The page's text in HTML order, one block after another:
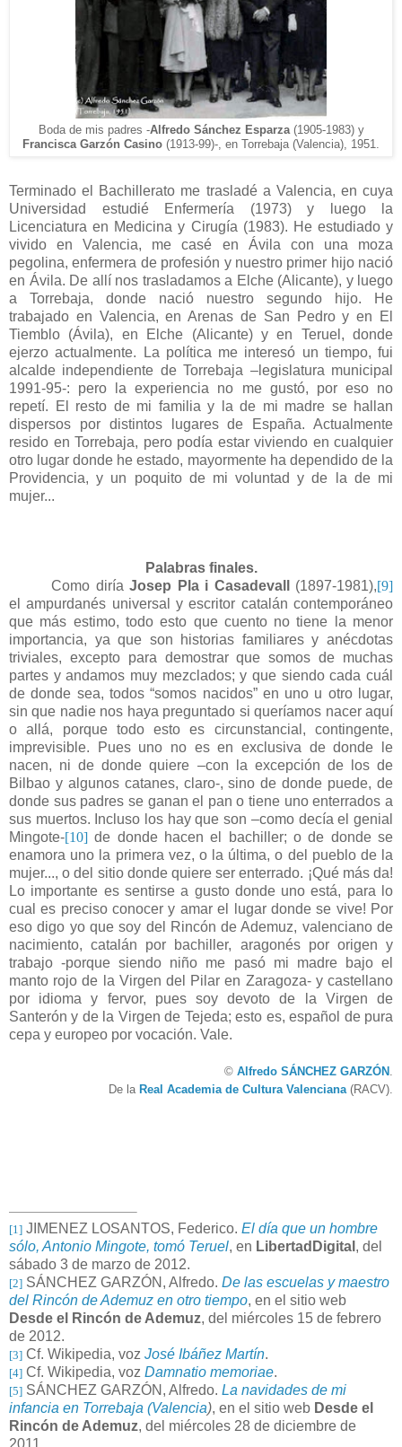
Boda de mis padres -Alfredo Sánchez Esparza(1905-1983) y
Francisca Garzón Casino (1913-99)-, en Torrebaja (Valencia), 1951.
Terminado el Bachillerato me trasladé a Valencia, en cuya
Universidad estudié Enfermería (1973) y luego la
Licenciatura en Medicina y Cirugía (1983). He estudiado y
vivido en Valencia, me casé en Ávila con una moza
pegolina, enfermera de profesión y nuestro primer hijo nació
en Ávila. De allí nos trasladamos a Elche (Alicante), y luego
a Torrebaja, donde nació nuestro segundo hijo. He
trabajado en Valencia, en Arenas de San Pedro y en El
Tiemblo (Ávila), en Elche (Alicante) y en Teruel, donde
ejerzo actualmente. La política me interesó un tiempo, fui
alcalde independiente de Torrebaja –legislatura municipal
1991-95-: pero la experiencia no me gustó, por eso no
repetí. El resto de mi familia y la de mi madre se hallan
dispersos por distintos lugares de España. Actualmente
resido en Torrebaja, pero podía estar viviendo en cualquier
otro lugar donde he estado, mayormente ha dependido de la
Providencia, y un poquito de mi voluntad y de la de mi
mujer...
Palabras finales.
Como diríaJosep Pla i Casadevall (1897-1981),[9]
el ampurdanés universal y escritor catalán contemporáneo
que más estimo, todo esto que cuento no tiene la menor
importancia, ya que son historias familiares y anécdotas
triviales, excepto para demostrar que somos de muchas
partes y andamos muy mezclados; y que siendo cada cuál
de donde sea, todos “somos nacidos” en uno u otro lugar,
sin que nadie nos haya preguntado si queríamos nacer aquí
o allá, porque todo esto es circunstancial, contingente,
imprevisible. Pues uno no es en exclusiva de donde le
nacen, ni de donde quiere –con la excepción de los de
Bilbao y algunos catanes, claro-, sino de donde puede, de
donde sus padres se ganan el pan o tiene uno enterrados a
sus muertos. Incluso los hay que son –como decía el genial
Mingote-[10] de donde hacen el bachiller; o de donde se
enamora uno la primera vez, o la última, o del pueblo de la
mujer..., o del sitio donde quiere ser enterrado. ¡Qué más da!
Lo importante es sentirse a gusto donde uno está, para lo
cual es preciso conocer y amar el lugar donde se vive! Por
eso digo yo que soy del Rincón de Ademuz, valenciano de
nacimiento, catalán por bachiller, aragonés por origen y
trabajo -porque siendo niño me pasómi madre bajo el
manto rojo de la Virgen del Pilar en Zaragoza- y castellano
por idioma y fervor, pues soy devoto de la Virgen de
Santerón y de la Virgen de Tejeda; esto es, español de pura
cepa y europeo por vocación. Vale.
© Alfredo SÁNCHEZ GARZÓN
De la Real Academia de Cultura Valenciana (RACV).
[1] JIMENEZ LOSANTOS, Federico. El día que un hombre
sólo, Antonio Mingote, tomó Teruel, en LibertadDigital , del
sábado 3 de marzo de 2012.
[2] SÁNCHEZ GARZÓN, Alfredo. De las escuelas y maestro
del Rincón de Ademuz en otro tiempo, en el sitio web
Desde el Rincón de Ademuz, del miércoles 15 de febrero
de 2012.
[3] Cf. Wikipedia, voz José Ibáñez Martín.
[4] Cf. Wikipedia, voz Damnatio memoriae.
[5] SÁNCHEZ GARZÓN, Alfredo. La navidades de mi
infancia en Torrebaja (Valencia), en el sitio web Desde el
Rincón de Ademuz, del miércoles 28 de diciembre de